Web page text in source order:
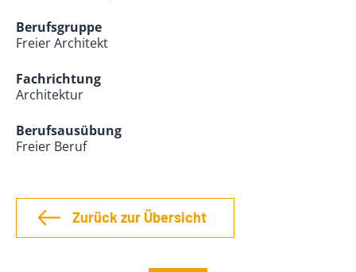
Berufsgruppe
Freier Architekt
Fachrichtung
Architektur
Berufsausübung
Freier Beruf
Zurück zur Übersicht